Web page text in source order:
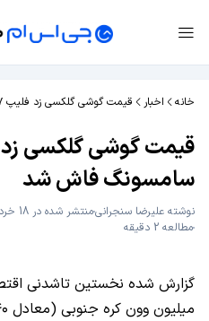
خانه اخبار قیمت گوشی گلکسی زد فلیپ ۷ اف ای سامسونگ فاش شد
سامسونگ فاش شد
نوشته علیرضا سنجرانیمنتشر شده در 18 خرداد 1404
مطالعه 2 دقیقه
میلیون وون کره جنوبی (معادل ۷۴۰ دلار) به فروش می‌رسد.